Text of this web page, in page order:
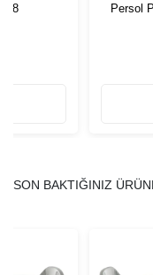
48
Persol
SON BAKTIĞINIZ